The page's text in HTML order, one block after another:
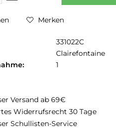
Merken
331022C
Clairefontaine
1
Versand ab 69€
Widerrufsrecht 30 Tage
Schullisten-Service